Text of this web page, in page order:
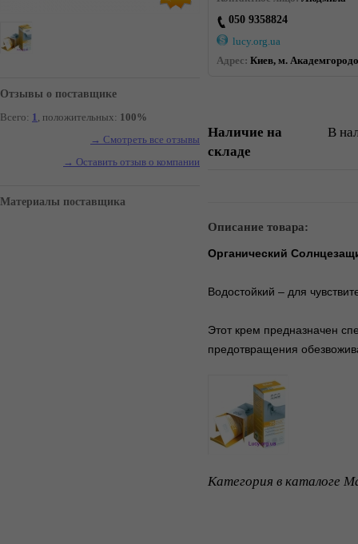
Отзывы о поставщике
Всего: 1, положительных: 100%
→ Смотреть все отзывы
→ Оставить отзыв о компании
Материалы поставщика
050 9358824
lucy.org.ua
Адрес: Киев, м.
Наличие на
складе
В
Описание товара:
Органический
Водостойкий – для
Этот крем предназначен
предотвращения
Категория в каталоге